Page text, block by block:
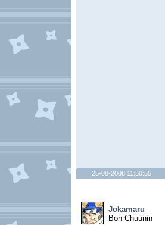
25-08-2008 11:50:55
Jokamaru
Bon Chuunin